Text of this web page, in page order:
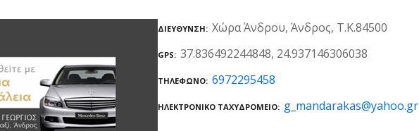
ΔΙΕΎΘΥΝΣΗ Χώρα Άνδρου, Άνδρος, Τ.Κ.84500
GPS 37.836492244848, 24.937146306038
ΤΗΛΈΦΩΝΟ 6972295458
ΗΛΕΚΤΡΟΝΙΚΌ ΤΑΧΥΔΡΟΜΕΊΟ g_mandarakas@yahoo.gr